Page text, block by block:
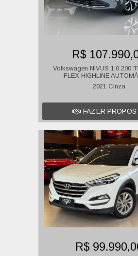
R$
Volkswagen NIVUS 1.0 200
FLEX HIGHLINE
2021 Cinza
FAZER
R$